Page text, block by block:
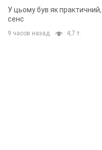
У цьому був як практичний,
сенс
9 часов назад 4,7 т.